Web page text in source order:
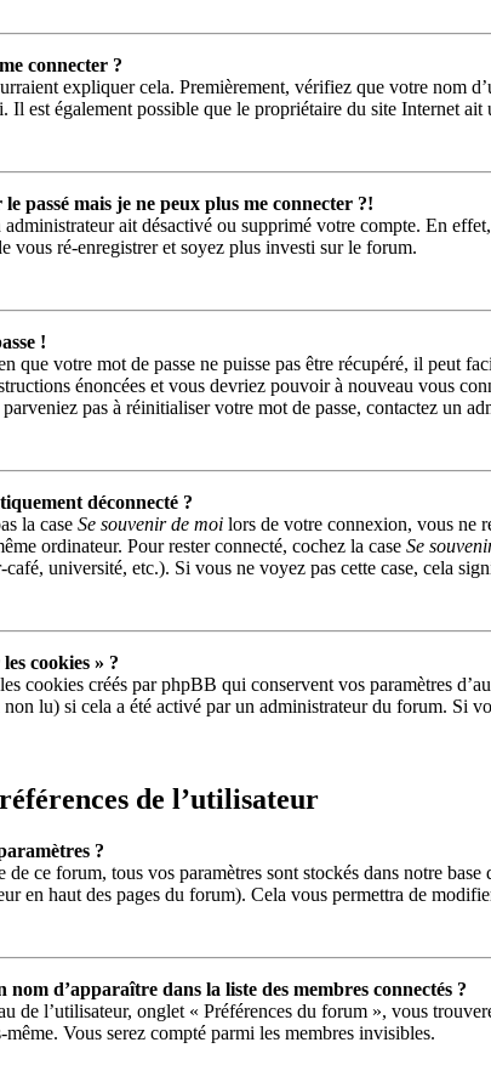
connecter ?
expliquer cela. Premièrement, vérifiez que votre nom
Il est également possible que le propriétaire du site Internet
passé mais je ne peux plus me connecter ?!
administrateur ait désactivé ou supprimé votre compte. En
vous ré-enregistrer et soyez plus investi sur le forum.
!
que votre mot de passe ne puisse pas être récupéré, il peut
énoncées et vous devriez pouvoir à nouveau vous
pas à réinitialiser votre mot de passe, contactez un
déconnecté ?
la case Se souvenir de moi lors de votre connexion, vous ne
ordinateur. Pour rester connecté, cochez la case Se
université, etc.). Si vous ne voyez pas cette case, cela
cookies » ?
cookies créés par phpBB qui conservent vos paramètres
non lu) si cela a été activé par un administrateur du forum. Si
de l’utilisateur
?
de ce forum, tous vos paramètres sont stockés dans notre
en haut des pages du forum). Cela vous permettra de
nom d’apparaître dans la liste des membres connectés ?
de l’utilisateur, onglet « Préférences du forum », vous
même. Vous serez compté parmi les membres invisibles.